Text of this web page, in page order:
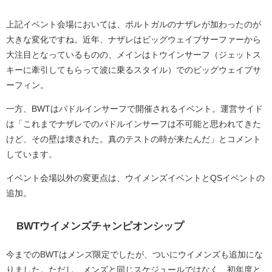
上記イベント会場においては、ポルトガルのナザレが加わったのが
大きな変化ですね。近年、ナザレはビッグウェイブサーファーから
大注目となっているものの、メインはトウインサーフ（ジェットス
キーに牽引してもらって波に乗るスタイル）でのビッグウェイブサ
ーフィン。
一方、BWTはパドルインサーフで開催されるイベント。運営サイド
は「これまでナザレでのパドルインサーフは不可能と思われてきた
けど、その壁は壊された。真のテストの時が来たんだ」とコメント
しています。
イベント会場以外の変更点は、ウイメンズイベントとQSイベントの
追加。
BWTウイメンズチャンピオンシップ
今までのBWTはメンズ限定でしたが、ついにウイメンズも追加にな
りました。ただし、メンズと同じスケジュールではなく、初年度と